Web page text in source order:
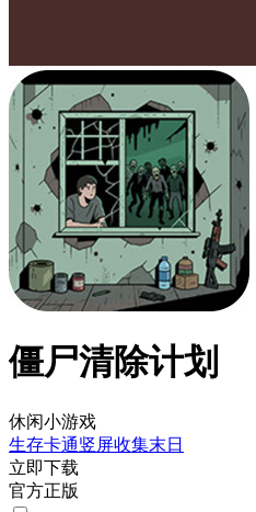
僵尸清除计划
休闲小游戏
生存卡通竖屏收集末日
立即下载
官方正版